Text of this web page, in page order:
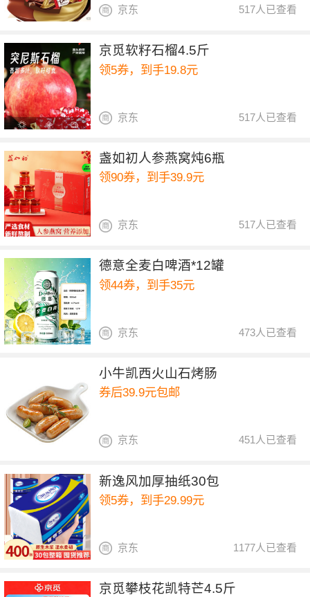
517人已查看
京东
京觅软籽石榴4.5斤
领5券，到手19.8元
517人已查看
京东
盏如初人参燕窝炖6瓶
领90券，到手39.9元
517人已查看
京东
德意全麦白啤酒*12罐
领44券，到手35元
473人已查看
京东
小牛凯西火山石烤肠
券后39.9元包邮
451人已查看
京东
新逸风加厚抽纸30包
领5券，到手29.99元
1177人已查看
京东
京觅攀枝花凯特芒4.5斤